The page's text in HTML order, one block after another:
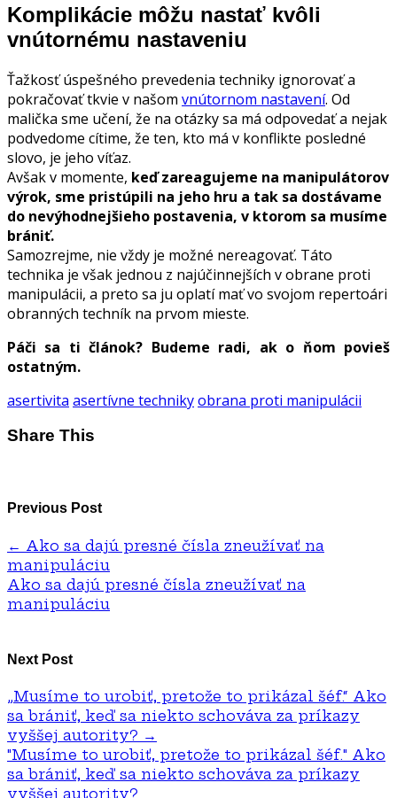
Komplikácie môžu nastať kvôli
vnútornému nastaveniu
Ťažkosť úspešného prevedenia techniky ignorovať a
pokračovať tkvie v našom vnútornom nastavení. Od
malička sme učení, že na otázky sa má odpovedať a nejak
podvedome cítime, že ten, kto má v konflikte posledné
slovo, je jeho víťaz.
Avšak v momente, keď zareagujeme na manipulátorov
výrok, sme pristúpili na jeho hru a tak sa dostávame
do nevýhodnejšieho postavenia, v ktorom sa musíme
brániť.
Samozrejme, nie vždy je možné nereagovať. Táto
technika je však jednou z najúčinnejších v obrane proti
manipulácii, a preto sa ju oplatí mať vo svojom repertoári
obranných techník na prvom mieste.
Páči sa ti článok? Budeme radi, ak o ňom povieš
ostatným.
asertivita asertívne technikyobrana proti manipulácii
Share This
Previous Post
← Ako sa dajú presné čísla zneužívať na
manipuláciu
Ako sa dajú presné čísla zneužívať na
manipuláciu
Next Post
„Musíme to urobiť, pretože to prikázal šéf.“ Ako
sa brániť, keď sa niekto schováva za príkazy
vyššej autority? →
"Musíme to urobiť, pretože to prikázal šéf." Ako
sa brániť, keď sa niekto schováva za príkazy
vyššej autority?